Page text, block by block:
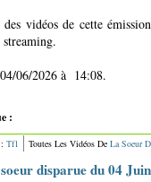
des vidéos de cette
06/2026 à 14:08.
:
Tf1 Toutes Les Vidéos De La Soeur
disparue du 04 Juin